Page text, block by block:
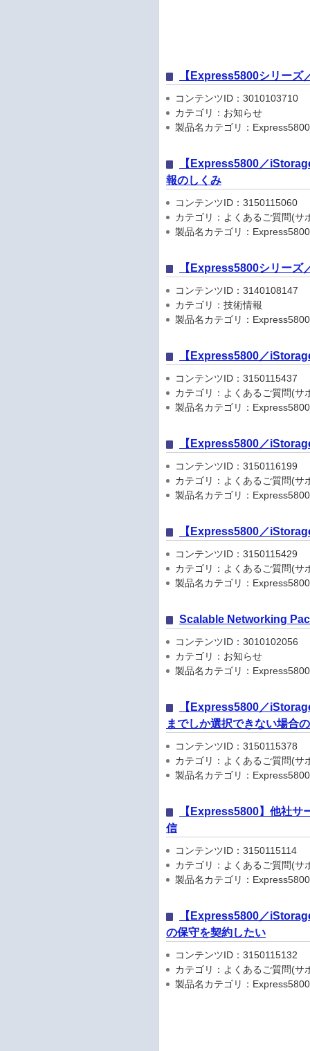
【Express5800シリー
コンテンツID：3010103710
カテゴリ：お知らせ
製品名カテゴリ：
【Express5800／
報のしくみ
コンテンツID：3150115060
カテゴリ：よくあるご質問(サ
製品名カテゴリ：
【Express5800シリー
コンテンツID：3140108147
カテゴリ：技術情報
製品名カテゴリ：
【Express5800／
コンテンツID：3150115437
カテゴリ：よくあるご質問(サ
製品名カテゴリ：
【Express5800／
コンテンツID：3150116199
カテゴリ：よくあるご質問(サ
製品名カテゴリ：
【Express5800／
コンテンツID：3150115429
カテゴリ：よくあるご質問(サ
製品名カテゴリ：
Scalable Networking
コンテンツID：3010102056
カテゴリ：お知らせ
製品名カテゴリ：
【Express5800／
までしか選択できない場合
コンテンツID：3150115378
カテゴリ：よくあるご質問(サ
製品名カテゴリ：
【Express5800】他社
信
コンテンツID：3150115114
カテゴリ：よくあるご質問(サ
製品名カテゴリ：
【Express5800／
の保守を契約したい
コンテンツID：3150115132
カテゴリ：よくあるご質問(サ
製品名カテゴリ：